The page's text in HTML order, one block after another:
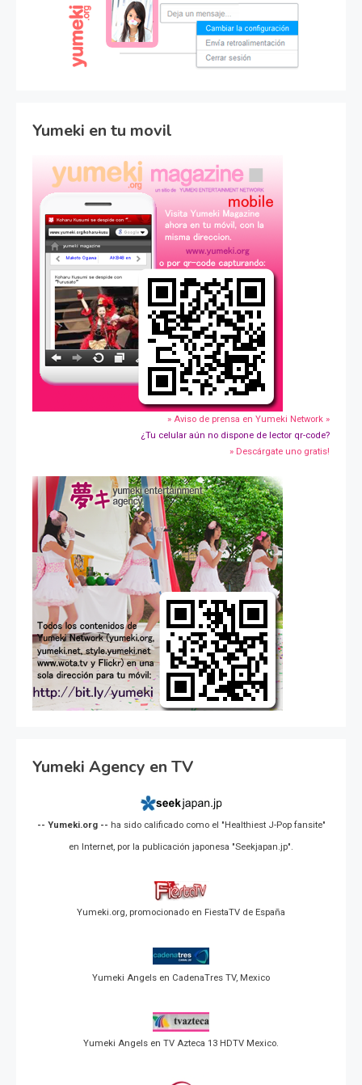
Yumeki en tu movil
» Aviso de prensa en Yumeki Network »
¿Tu celular aún no dispone de lector qr-code?
» Descárgate uno gratis!
Yumeki Agency en TV
-- Yumeki.org -- ha sido calificado como el "Healthiest J-Pop fansite"
en Internet, por la publicación japonesa "Seekjapan.jp".
Yumeki.org, promocionado en FiestaTV de España
Yumeki Angels en CadenaTres TV, Mexico
Yumeki Angels en TV Azteca 13 HDTV Mexico.